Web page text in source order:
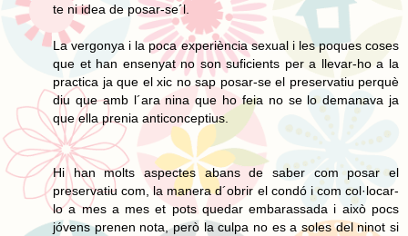
te ni idea de posar-se´l.
La vergonya i la poca experiència sexual i les poques coses
que et han ensenyat no son suficients per a llevar-ho a la
practica ja que el xic no sap posar-se el preservatiu perquè
diu que amb l´ara nina que ho feia no se lo demanava ja
que ella prenia anticonceptius.
Hi han molts aspectes abans de saber com posar el
preservatiu com, la manera d´obrir el condó i com col·locar-
lo a mes a mes et pots quedar embarassada i això pocs
jóvens prenen nota, però la culpa no es a soles del ninot si